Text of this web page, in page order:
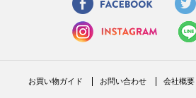
お買い物ガイド お問い合わせ 会社概要